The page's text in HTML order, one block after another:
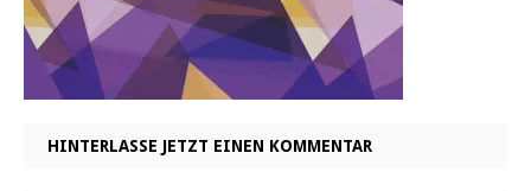
HINTERLASSE JETZT EINEN KOMMENTAR